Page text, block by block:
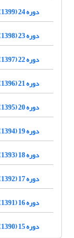
دوره 24 (1399)
دوره 23 (1398)
دوره 22 (1397)
دوره 21 (1396)
دوره 20 (1395)
دوره 19 (1394)
دوره 18 (1393)
دوره 17 (1392)
دوره 16 (1391)
دوره 15 (1390)